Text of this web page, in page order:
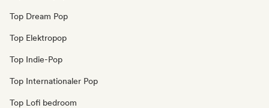
Top Dream Pop
Top Elektropop
Top Indie-Pop
Top Internationaler Pop
Top Lofi bedroom